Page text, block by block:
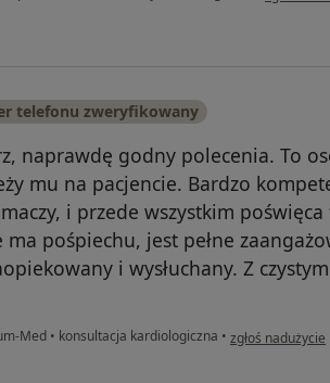
telefonu zweryfikowany
naprawdę godny polecenia. To
mu na pacjencie. Bardzo
i przede wszystkim
ma pośpiechu, jest pełne
i wysłuchany. Z
Med • konsultacja kardiologiczna • w opinii
zgłoś nadużycie